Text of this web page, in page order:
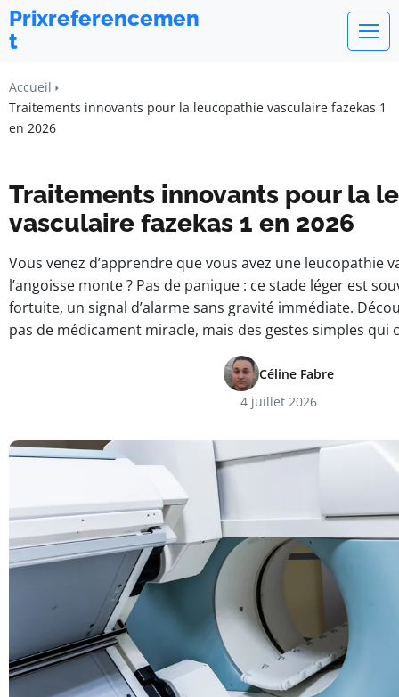
Prixreferencemen
t
Accueil
Traitements innovants pour la leucopathie vasculaire fazekas 1
en 2026
Traitements innovants pour la
vasculaire fazekas 1 en 2026
Vous venez d’apprendre que vous avez une leucopathie
l’angoisse monte ? Pas de panique : ce stade léger est
fortuite, un signal d’alarme sans gravité immédiate.
pas de médicament miracle, mais des gestes simples qui
Céline Fabre
4 juillet 2026